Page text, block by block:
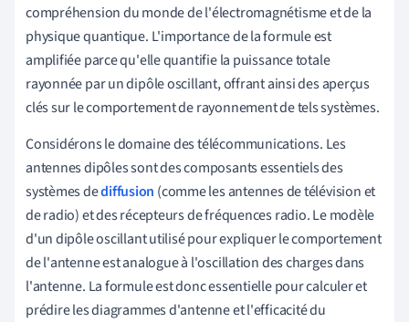
compréhension du monde de l'électromagnétisme et de la
physique quantique. L'importance de la formule est
amplifiée parce qu'elle quantifie la puissance totale
rayonnée par un dipôle oscillant, offrant ainsi des aperçus
clés sur le comportement de rayonnement de tels systèmes.
Considérons le domaine des télécommunications. Les
antennes dipôles sont des composants essentiels des
systèmes dediffusion (comme les antennes de télévision et
de radio) et des récepteurs de fréquences radio. Le modèle
d'un dipôle oscillant utilisé pour expliquer le comportement
de l'antenne est analogue à l'oscillation des charges dans
l'antenne. La formule est donc essentielle pour calculer et
prédire les diagrammes d'antenne et l'efficacité du